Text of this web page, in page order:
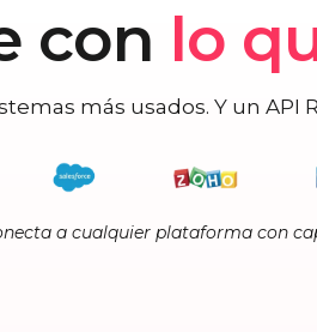
con lo
más usados. Y un API
a cualquier plataforma con